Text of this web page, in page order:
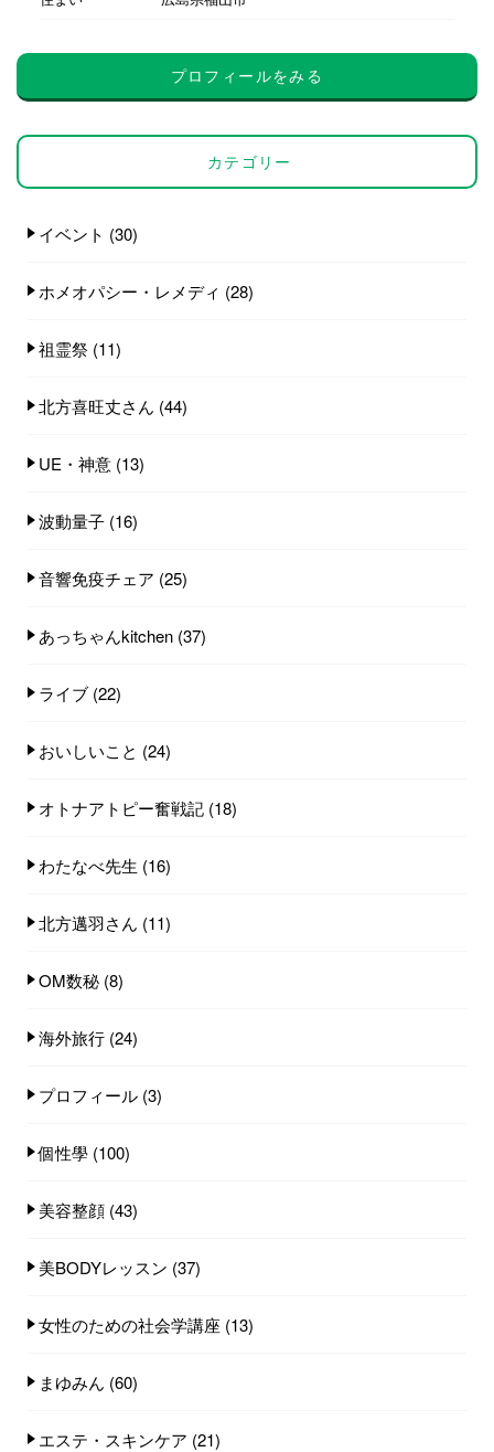
プロフィールをみる
カテゴリー
イベント (30)
ホメオパシー・レメディ (28)
祖霊祭 (11)
北方喜旺丈さん (44)
UE・神意 (13)
波動量子 (16)
音響免疫チェア (25)
あっちゃんkitchen (37)
ライブ (22)
おいしいこと (24)
オトナアトピー奮戦記 (18)
わたなべ先生 (16)
北方邁羽さん (11)
OM数秘 (8)
海外旅行 (24)
プロフィール (3)
個性學 (100)
美容整顔 (43)
美BODYレッスン (37)
女性のための社会学講座 (13)
まゆみん (60)
エステ・スキンケア (21)